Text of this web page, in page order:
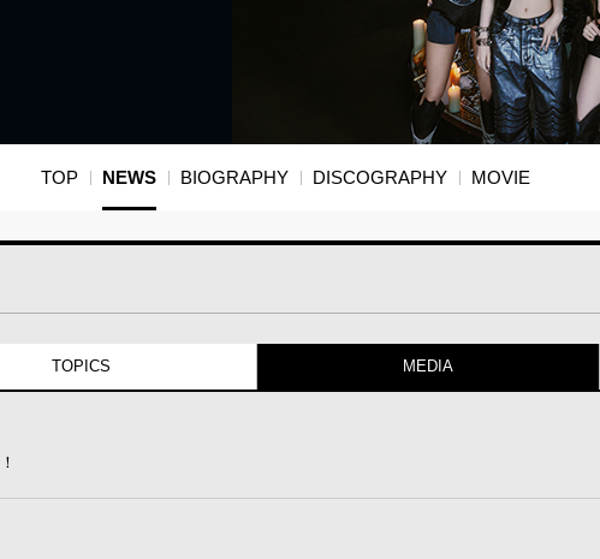
TOP NEWS BIOGRAPHY DISCOGRAPHY MOVIE
TOPICS MEDIA